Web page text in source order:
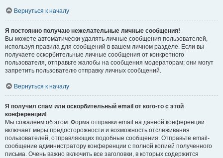
Вернуться к началу
Я постоянно получаю нежелательные личные сообщения!
Вы можете автоматически удалять личные сообщения пользователей,
используя правила для сообщений в вашем личном разделе. Если вы
получаете оскорбительные личные сообщения от конкретного
пользователя, отправьте жалобы на сообщения модераторам; они могут
запретить пользователю отправку личных сообщений.
Вернуться к началу
Я получил спам или оскорбительный email от кого-то с этой
конференции!
Мы сожалеем об этом. Форма отправки email на данной конференции
включает меры предосторожности и возможность отслеживания
пользователей, отправляющих подобные сообщения. Отправьте email-
сообщение администратору конференции с полной копией полученного
письма. Очень важно включить все заголовки, в которых содержится